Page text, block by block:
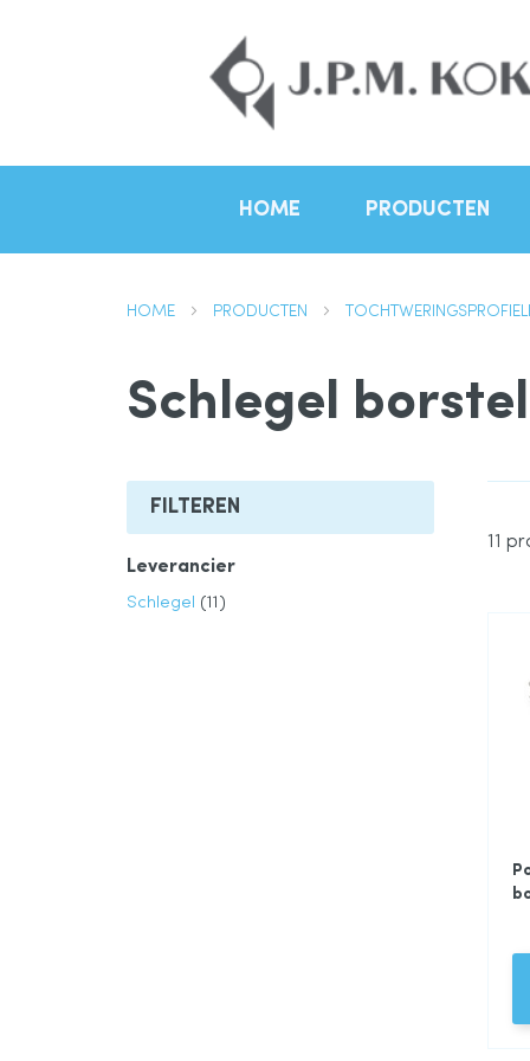
HOME PRODUCTEN
HOME PRODUCTEN
Schlegel
11
FILTEREN
Leverancier
Schlegel 11
product